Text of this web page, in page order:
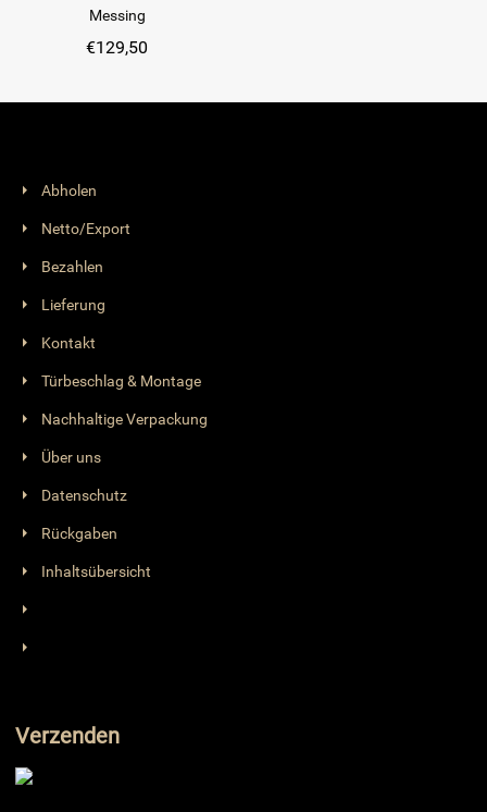
Messing
€129,50
Abholen
Netto/Export
Bezahlen
Lieferung
Kontakt
Türbeschlag & Montage
Nachhaltige Verpackung
Über uns
Datenschutz
Rückgaben
Inhaltsübersicht
Verzenden